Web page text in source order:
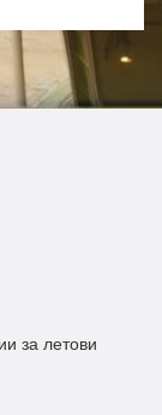
за летови